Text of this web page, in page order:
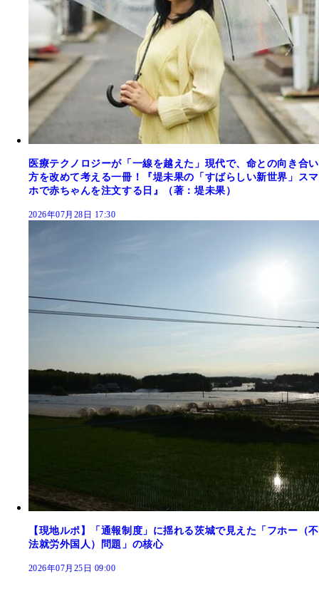
医療テクノロジーが「一線を越えた」現代で、命との向き合い
方を改めて考える一冊！『堤未果の「すばらしい新世界」スマ
ホで赤ちゃんを注文する日』（著：堤未果）
2026年07月28日 17:30
【現地ルポ】「通報制度」に揺れる茨城で見えた「フホー（不
法就労外国人）問題」の核心
2026年07月25日 09:00